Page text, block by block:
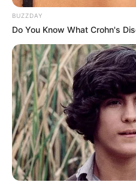
BUZZDAY
Do You Know What Crohn's